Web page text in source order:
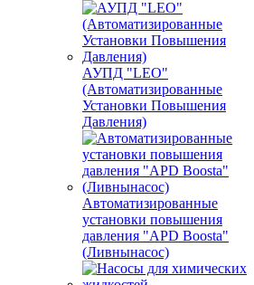
АУПД "LEO"
(Автоматизированные
Установки Повышения
Давления)
Автоматизированные
установки повышения
давления "APD Boosta"
(Ливнынасос)